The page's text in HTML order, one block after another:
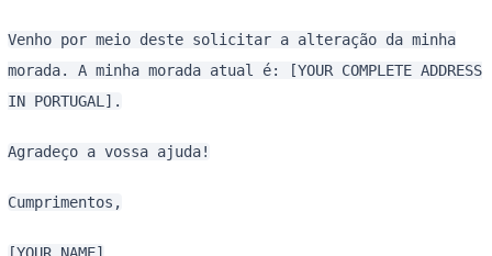
Venho por meio deste solicitar a alteração da minha
morada. A minha morada atual é: [YOUR COMPLETE ADDRESS
IN PORTUGAL].
Agradeço a vossa ajuda!
Cumprimentos,